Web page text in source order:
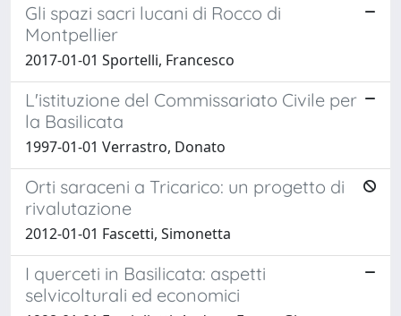
Gli spazi sacri lucani di Rocco di
Montpellier
2017-01-01 Sportelli, Francesco
L'istituzione del Commissariato Civile per
la Basilicata
1997-01-01 Verrastro, Donato
Orti saraceni a Tricarico: un progetto di
rivalutazione
2012-01-01 Fascetti, Simonetta
I querceti in Basilicata: aspetti
selvicolturali ed economici